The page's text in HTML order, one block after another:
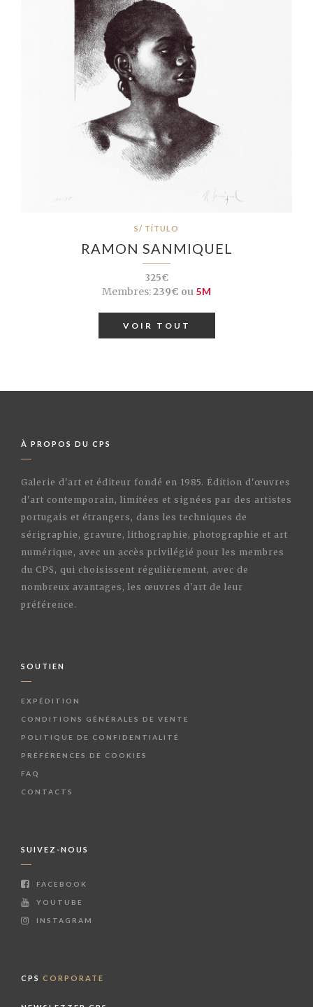
S/ TÍTULO
RAMON SANMIQUEL
325€
Membres:239€ ou 5M
VOIR TOUT
À PROPOS DU CPS
Galerie d'art et éditeur fondé en 1985. Édition d'œuvres
d'art contemporain, limitées et signées par des artistes
portugais et étrangers, dans les techniques de
sérigraphie, gravure, lithographie, photographie et art
numérique, avec un accès privilégié pour les membres
du CPS, qui choisissent régulièrement, avec de
nombreux avantages, les œuvres d'art de leur
préférence.
SOUTIEN
EXPÉDITION
CONDITIONS GÉNÉRALES DE VENTE
POLITIQUE DE CONFIDENTIALITÉ
PRÉFÉRENCES DE COOKIES
FAQ
CONTACTS
SUIVEZ-NOUS
FACEBOOK
YOUTUBE
INSTAGRAM
CPS CORPORATE